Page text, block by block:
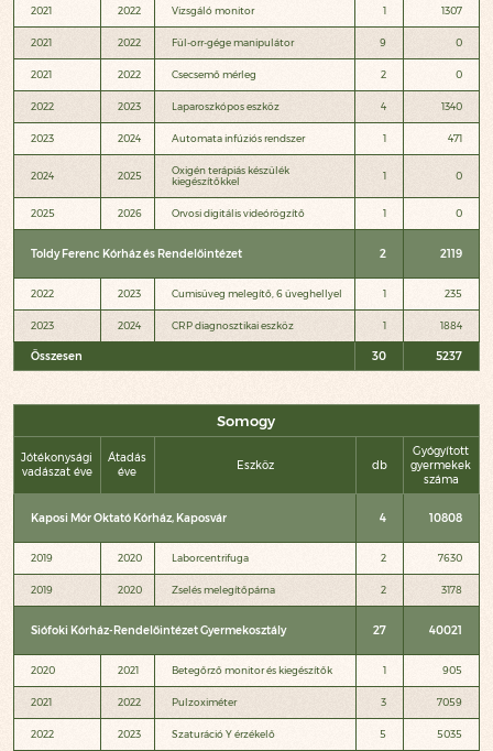
2021 2022 Vizsgáló monitor 1 1307
2021 2022 Fül-orr-gége manipulátor 9 0
2021 2022 Csecsemő mérleg 2 0
2022 2023 Laparoszkópos eszköz 4 1340
2023 2024 Automata infúziós rendszer 1 471
2024 2025
Oxigén terápiás készülék
kiegészítőkkel
1 0
2025 2026 Orvosi digitális videórögzítő 1 0
Toldy Ferenc Kórház és Rendelőintézet 2 2119
2022 2023 Cumisüveg melegítő, 6 üveghellyel 1 235
2023 2024 CRP diagnosztikai eszköz 1 1884
Összesen 30 5237
Somogy
Jótékonysági
vadászat éve
Átadás
éve
Eszköz db
Gyógyított
gyermekek
száma
Kaposi Mór Oktató Kórház, Kaposvár 4 10808
2019 2020 Laborcentrifuga 2 7630
2019 2020 Zselés melegítőpárna 2 3178
Siófoki Kórház-Rendelőintézet Gyermekosztály 27 40021
2020 2021 Betegőrző monitor és kiegészítők 1 905
2021 2022 Pulzoximéter 3 7059
2022 2023 Szaturáció Y érzékelő 5 5035